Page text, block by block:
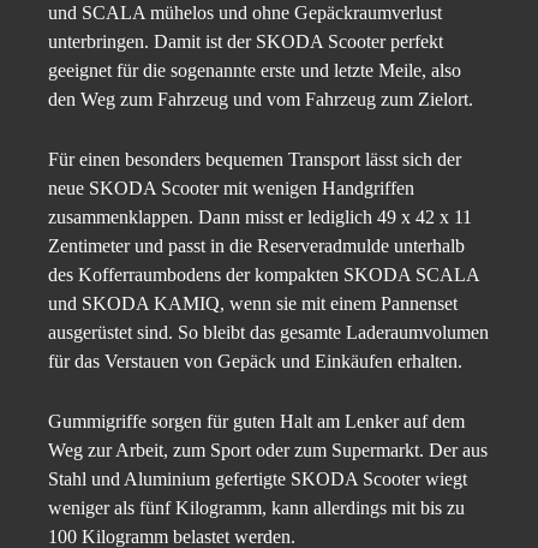
und SCALA mühelos und ohne Gepäckraumverlust
unterbringen. Damit ist der SKODA Scooter perfekt
geeignet für die sogenannte erste und letzte Meile, also
den Weg zum Fahrzeug und vom Fahrzeug zum Zielort.
Für einen besonders bequemen Transport lässt sich der
neue SKODA Scooter mit wenigen Handgriffen
zusammenklappen. Dann misst er lediglich 49 x 42 x 11
Zentimeter und passt in die Reserveradmulde unterhalb
des Kofferraumbodens der kompakten SKODA SCALA
und SKODA KAMIQ, wenn sie mit einem Pannenset
ausgerüstet sind. So bleibt das gesamte Laderaumvolumen
für das Verstauen von Gepäck und Einkäufen erhalten.
Gummigriffe sorgen für guten Halt am Lenker auf dem
Weg zur Arbeit, zum Sport oder zum Supermarkt. Der aus
Stahl und Aluminium gefertigte SKODA Scooter wiegt
weniger als fünf Kilogramm, kann allerdings mit bis zu
100 Kilogramm belastet werden.